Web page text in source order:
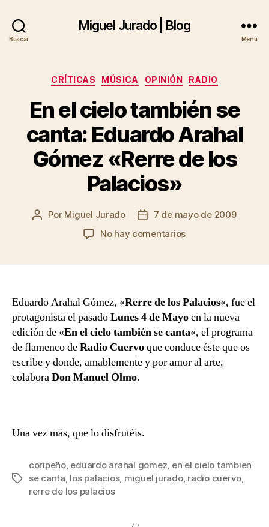
Buscar
Miguel Jurado | Blog
Menú
Categorías
CRÍTICAS MÚSICA OPINIÓN RADIO
En el cielo también se
canta: Eduardo Arahal
Gómez «Rerre de los
Palacios»
Autor
Por Miguel Jurado
Fecha7 de mayo de 2009
No hay comentariosen
se
canta:
Arahal
Gómez
«Rerre
Eduardo Arahal Gómez, «Rerre de los Palacios«, fue el
protagonista el pasadoLunes 4 de Mayoen la nueva
edición de «En el cielo también se canta«, el programa
de flamenco deRadio Cuervoque conduce éste que os
escribe y donde, amablemente y por amor al arte,
colaboraDon Manuel Olmo.
Una vez más, que lo disfrutéis.
Etiquetas
coripeño, eduardo arahal gomez, en el cielo tambien
se canta, los palacios, miguel jurado, radio cuervo,
rerre de los palacios